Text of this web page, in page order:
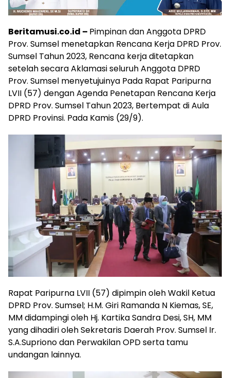
Beritamusi.co.id – Pimpinan dan Anggota DPRD
Prov. Sumsel menetapkan Rencana Kerja DPRD Prov.
Sumsel Tahun 2023, Rencana kerja ditetapkan
setelah secara Aklamasi seluruh Anggota DPRD
Prov. Sumsel menyetujuinya Pada Rapat Paripurna
LVII (57) dengan Agenda Penetapan Rencana Kerja
DPRD Prov. Sumsel Tahun 2023, Bertempat di Aula
DPRD Provinsi. Pada Kamis (29/9).
Rapat Paripurna LVII (57) dipimpin oleh Wakil Ketua
DPRD Prov. Sumsel; H.M. Giri Ramanda N Kiemas, SE,
MM didampingi oleh Hj. Kartika Sandra Desi, SH, MM
yang dihadiri oleh Sekretaris Daerah Prov. Sumsel Ir.
S.A.Supriono dan Perwakilan OPD serta tamu
undangan lainnya.